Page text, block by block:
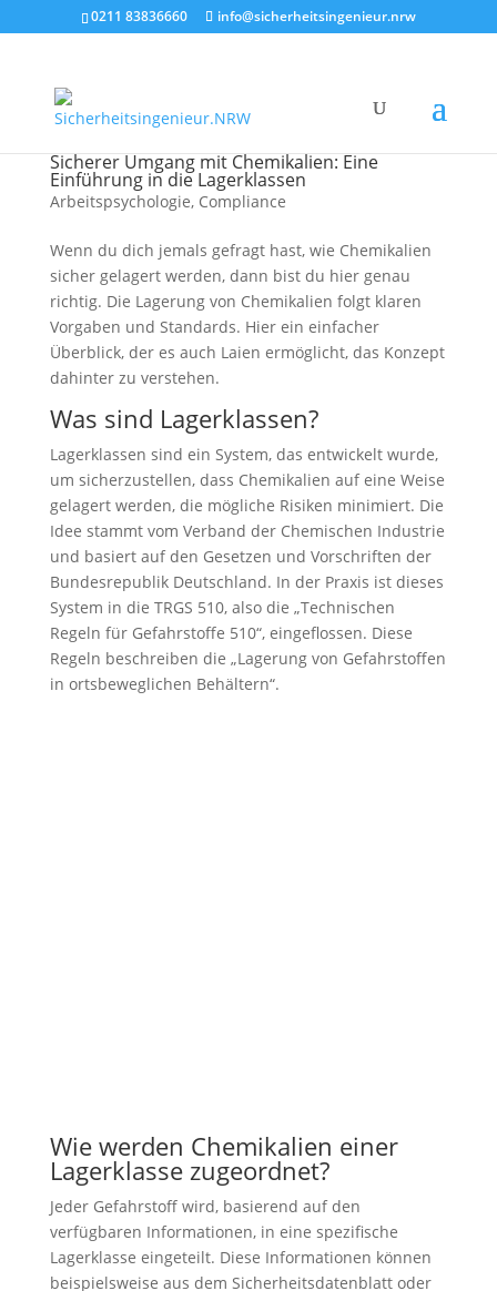
0211 83836660 info@sicherheitsingenieur.nrw
Sicherer Umgang mit Chemikalien: Eine
Einführung in die Lagerklassen
Arbeitspsychologie, Compliance
Wenn du dich jemals gefragt hast, wie Chemikalien
sicher gelagert werden, dann bist du hier genau
richtig. Die Lagerung von Chemikalien folgt klaren
Vorgaben und Standards. Hier ein einfacher
Überblick, der es auch Laien ermöglicht, das Konzept
dahinter zu verstehen.
Was sind Lagerklassen?
Lagerklassen sind ein System, das entwickelt wurde,
um sicherzustellen, dass Chemikalien auf eine Weise
gelagert werden, die mögliche Risiken minimiert. Die
Idee stammt vom Verband der Chemischen Industrie
und basiert auf den Gesetzen und Vorschriften der
Bundesrepublik Deutschland. In der Praxis ist dieses
System in die TRGS 510, also die „Technischen
Regeln für Gefahrstoffe 510“, eingeflossen. Diese
Regeln beschreiben die „Lagerung von Gefahrstoffen
in ortsbeweglichen Behältern“.
Wie werden Chemikalien einer
Lagerklasse zugeordnet?
Jeder Gefahrstoff wird, basierend auf den
verfügbaren Informationen, in eine spezifische
Lagerklasse eingeteilt. Diese Informationen können
beispielsweise aus dem Sicherheitsdatenblatt oder